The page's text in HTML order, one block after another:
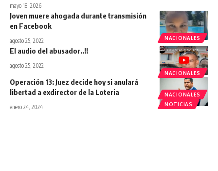
mayo 18, 2026
NACIONALES
Joven muere ahogada durante transmisión
en Facebook
agosto 25, 2022
NACIONALES
El audio del abusador..!!
agosto 25, 2022
NACIONALES
NOTICIAS
Operación 13: Juez decide hoy si anulará
libertad a exdirector de la Loteria
enero 24, 2024